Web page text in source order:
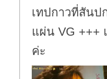
เทปกาวที่สันป
แผ่น VG +++
ค่ะ